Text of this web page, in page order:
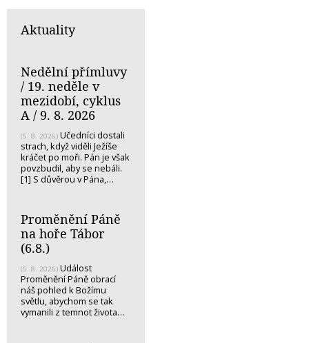
Aktuality
Nedělní přímluvy
/ 19. neděle v
mezidobí, cyklus
A / 9. 8. 2026
(5. 8. 2026) Učedníci dostali
strach, když viděli Ježíše
kráčet po moři. Pán je však
povzbudil, aby se nebáli.
[1] S důvěrou v Pána,…
Proměnění Páně
na hoře Tábor
(6.8.)
(5. 8. 2026) Událost
Proměnění Páně obrací
náš pohled k Božímu
světlu, abychom se tak
vymanili z temnot života…